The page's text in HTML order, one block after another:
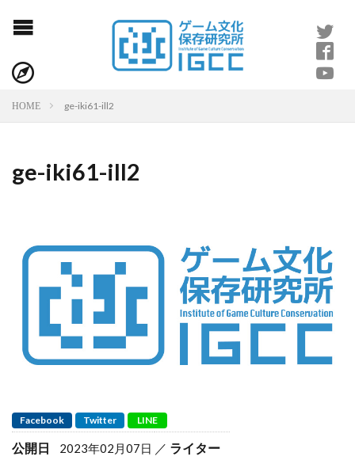
HOME ge-iki61-ill2
ge-iki61-ill2
Facebook Twitter LINE
公開日 2023年02月07日 ライター